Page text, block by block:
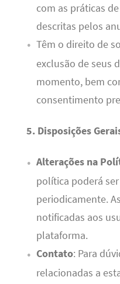
com as práticas
descritas pelos
Têm o direito de
exclusão de seus
momento, bem
consentimento
5. Disposições
Alterações na
política poderá
periodicamente.
notificadas aos
plataforma.
Contato: Para
relacionadas a